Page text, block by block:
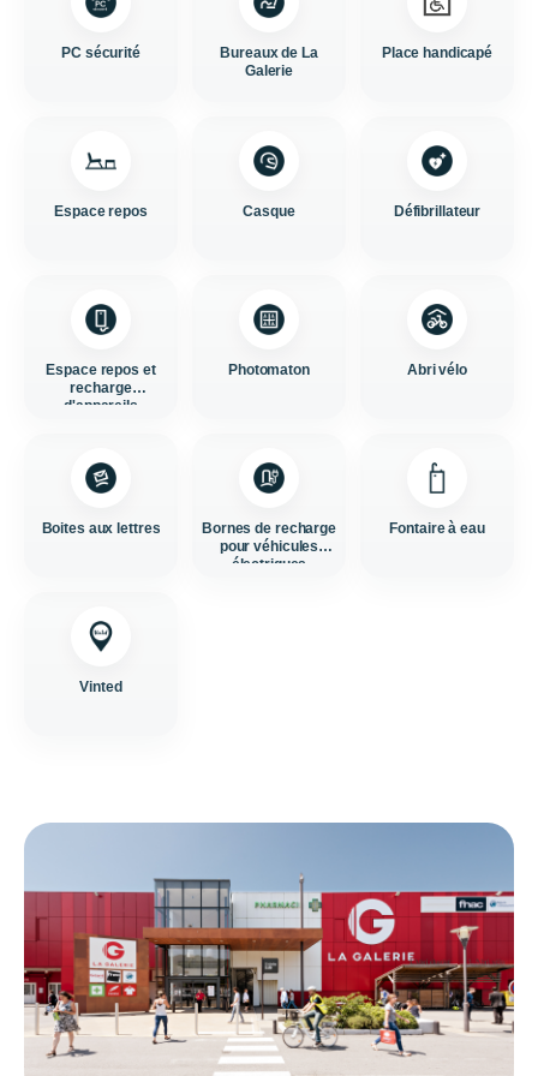
PC sécurité
Bureaux de La
Galerie
Place handicapé
Espace repos Casque Défibrillateur
Espace repos et
recharge
d'appareils
Photomaton Abri vélo
Boites aux lettres
Bornes de recharge
pour véhicules
électriques
Fontaire à eau
Vinted